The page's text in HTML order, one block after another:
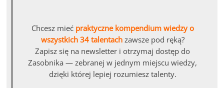
Chcesz mieć praktyczne kompendium wiedzy o
wszystkich 34 talentachzawsze pod ręką?
Zapisz się na newsletter i otrzymaj dostęp do
Zasobnika — zebranej w jednym miejscu wiedzy,
dzięki której lepiej rozumiesz talenty.